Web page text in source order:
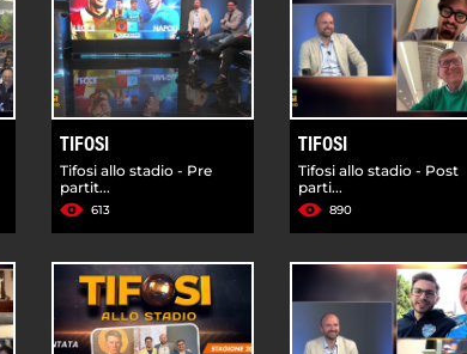
TIFOSI
Tifosi allo stadio - Pre
partit...
613
TIFOSI
Tifosi allo stadio - Post
parti...
890